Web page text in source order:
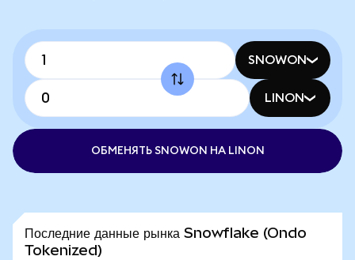
SNOWON
LINON
ОБМЕНЯТЬ SNOWON НА LINON
Последние данные рынка Snowflake (Ondo
Tokenized)